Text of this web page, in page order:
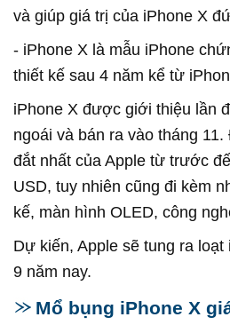
và giúp giá trị của iPhone X
- iPhone X là mẫu iPhone
thiết kế sau 4 năm kể từ
iPhone X được giới thiệu lần
ngoái và bán ra vào tháng
đắt nhất của Apple từ trước
USD, tuy nhiên cũng đi kèm
kế, màn hình OLED, công
Dự kiến, Apple sẽ tung ra
9 năm nay.
Mổ bụng iPhone X